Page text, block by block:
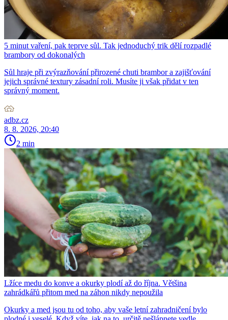
5 minut vaření, pak teprve sůl. Tak jednoduchý trik dělí rozpadlé
brambory od dokonalých
Sůl hraje při zvýrazňování přirozené chuti brambor a zajišťování
jejich správné textury zásadní roli. Musíte ji však přidat v ten
správný moment.
adbz.cz
8. 8. 2026, 20:40
2 min
Lžíce medu do konve a okurky plodí až do října. Většina
zahrádkářů přitom med na záhon nikdy nepoužila
Okurky a med jsou tu od toho, aby vaše letní zahradničení bylo